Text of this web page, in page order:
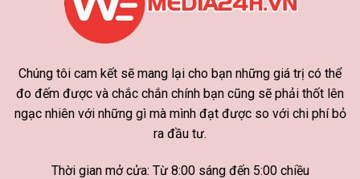
Chúng tôi cam kết sẽ mang lại cho bạn những giá trị có thể
đo đếm được và chắc chắn chính bạn cũng sẽ phải thốt lên
ngạc nhiên với những gì mà mình đạt được so với chi phí bỏ
ra đầu tư.
Thời gian mở cửa: Từ 8:00 sáng đến 5:00 chiều